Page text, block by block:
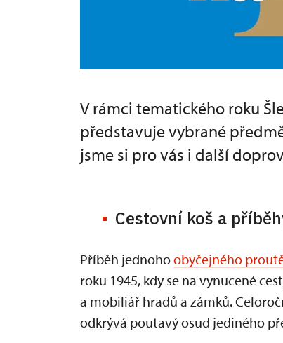
V rámci tematického roku
představuje vybrané
jsme si pro vás i další
Cestovní koš a
Příběh jednohoobyčejného
roku 1945, kdy se na vynucené
a mobiliář hradů a zámků.
odkrývá poutavý osud jediného